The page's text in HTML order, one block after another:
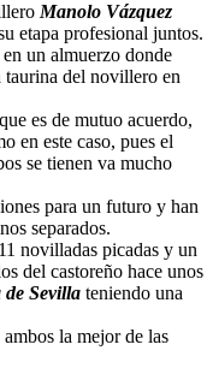
Manolo Vázquez
etapa profesional juntos.
un almuerzo donde
taurina del novillero en
es de mutuo acuerdo,
en este caso, pues el
se tienen va mucho
para un futuro y han
separados.
novilladas picadas y un
del castoreño hace unos
Sevilla teniendo una
ambos la mejor de las